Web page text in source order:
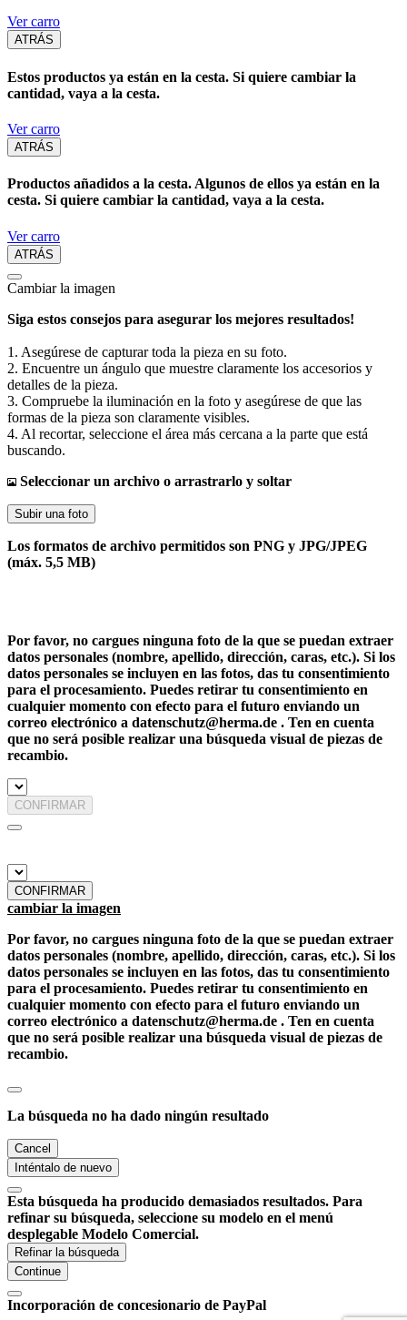
Ver carro
ATRÁS
Estos productos ya están en la cesta. Si quiere cambiar la
cantidad, vaya a la cesta.
Ver carro
ATRÁS
Productos añadidos a la cesta. Algunos de ellos ya están en la
cesta. Si quiere cambiar la cantidad, vaya a la cesta.
Ver carro
ATRÁS
Cambiar la imagen
Siga estos consejos para asegurar los mejores resultados!
1. Asegúrese de capturar toda la pieza en su foto.
2. Encuentre un ángulo que muestre claramente los accesorios y
detalles de la pieza.
3. Compruebe la iluminación en la foto y asegúrese de que las
formas de la pieza son claramente visibles.
4. Al recortar, seleccione el área más cercana a la parte que está
buscando.
Seleccionar un archivo o arrastrarlo y soltar
Subir una foto
Los formatos de archivo permitidos son PNG y JPG/JPEG
(máx. 5,5 MB)
Por favor, no cargues ninguna foto de la que se puedan extraer
datos personales (nombre, apellido, dirección, caras, etc.). Si los
datos personales se incluyen en las fotos, das tu consentimiento
para el procesamiento. Puedes retirar tu consentimiento en
cualquier momento con efecto para el futuro enviando un
correo electrónico a datenschutz@herma.de . Ten en cuenta
que no será posible realizar una búsqueda visual de piezas de
recambio.
CONFIRMAR
CONFIRMAR
cambiar la imagen
Por favor, no cargues ninguna foto de la que se puedan extraer
datos personales (nombre, apellido, dirección, caras, etc.). Si los
datos personales se incluyen en las fotos, das tu consentimiento
para el procesamiento. Puedes retirar tu consentimiento en
cualquier momento con efecto para el futuro enviando un
correo electrónico a datenschutz@herma.de . Ten en cuenta
que no será posible realizar una búsqueda visual de piezas de
recambio.
La búsqueda no ha dado ningún resultado
Cancel
Inténtalo de nuevo
Esta búsqueda ha producido demasiados resultados. Para
refinar su búsqueda, seleccione su modelo en el menú
desplegable Modelo Comercial.
Refinar la búsqueda
Continue
Incorporación de concesionario de PayPal